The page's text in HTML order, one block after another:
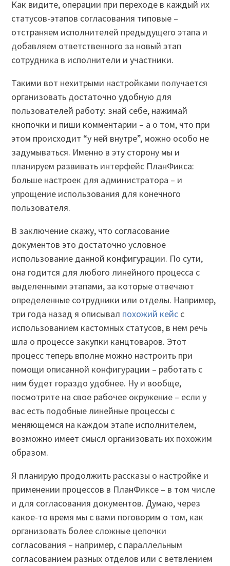
Как видите, операции при переходе в каждый их
статусов-этапов согласования типовые –
отстраняем исполнителей предыдущего этапа и
добавляем ответственного за новый этап
сотрудника в исполнители и участники.
Такими вот нехитрыми настройками получается
организовать достаточно удобную для
пользователей работу: знай себе, нажимай
кнопочки и пиши комментарии – а о том, что при
этом происходит “у ней внутре”, можно особо не
задумываться. Именно в эту сторону мы и
планируем развивать интерфейс ПланФикса:
больше настроек для администратора – и
упрощение использования для конечного
пользователя.
В заключение скажу, что согласование
документов это достаточно условное
использование данной конфигурации. По сути,
она годится для любого линейного процесса с
выделенными этапами, за которые отвечают
определенные сотрудники или отделы. Например,
три года назад я описывал похожий кейс с
использованием кастомных статусов, в нем речь
шла о процессе закупки канцтоваров. Этот
процесс теперь вполне можно настроить при
помощи описанной конфигурации – работать с
ним будет гораздо удобнее. Ну и вообще,
посмотрите на свое рабочее окружение – если у
вас есть подобные линейные процессы с
меняющемся на каждом этапе исполнителем,
возможно имеет смысл организовать их похожим
образом.
Я планирую продолжить рассказы о настройке и
применении процессов в ПланФиксе – в том числе
и для согласования документов. Думаю, через
какое-то время мы с вами поговорим о том, как
организовать более сложные цепочки
согласования – например, с параллельным
согласованием разных отделов или с ветвлением